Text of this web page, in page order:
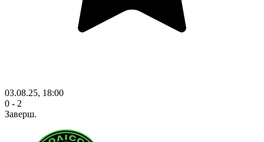
03.08.25, 18:00
0 - 2
Заверш.